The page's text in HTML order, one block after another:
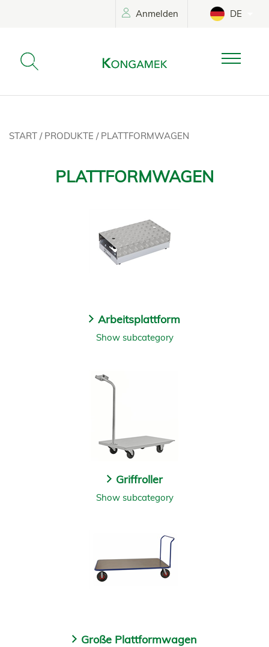
Anmelden DE
START / PRODUKTE / PLATTFORMWAGEN
PLATTFORMWAGEN
Arbeitsplattform
Show subcategory
Griffroller
Show subcategory
Große Plattformwagen